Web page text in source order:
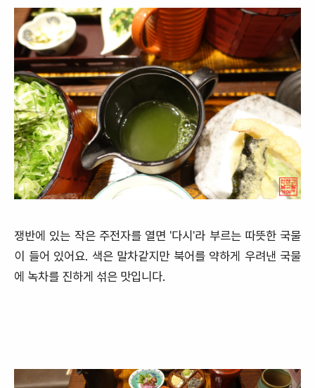
쟁반에 있는 작은 주전자를 열면 '다시'라 부르는 따뜻한 국물
이 들어 있어요. 색은 말차같지만 북어를 약하게 우려낸 국물
에 녹차를 진하게 섞은 맛입니다.